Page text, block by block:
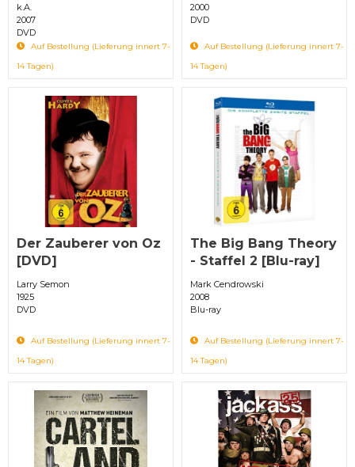
k.A.
2007
DVD
Auf Bestellung (Lieferung innert 7-
14 Tagen)
2000
DVD
Auf Bestellung (Lieferung innert 7-
14 Tagen)
Der Zauberer von Oz
[DVD]
Larry Semon
1925
DVD
Auf Bestellung (Lieferung innert 7-
14 Tagen)
The Big Bang Theory
- Staffel 2 [Blu-ray]
Mark Cendrowski
2008
Blu-ray
Auf Bestellung (Lieferung innert 7-
14 Tagen)